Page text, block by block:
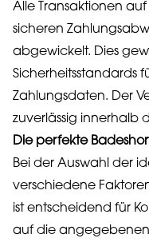
Alle Transaktionen
sicheren
abgewickelt. Dies
Sicherheitsstandards
Zahlungsdaten. Der
zuverlässig innerhalb
Die perfekte
Bei der Auswahl der
verschiedene
ist entscheidend für
auf die angegebenen